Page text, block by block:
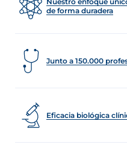
de forma duradera
Junto a 150.000
Eficacia biológica